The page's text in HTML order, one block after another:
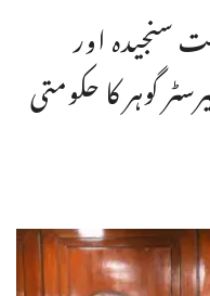
سنجیدہ اور
گوہر کا حکومتی